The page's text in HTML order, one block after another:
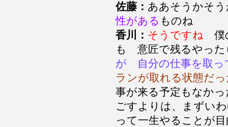
佐藤： ああそうかそ
性がある ものね
香川： そうですね 僕
も 意匠で残るやっ
が 自分の仕事を取っ
ランが取れる状態だ
事が来る予定もなか
ごすよりは、まずい
って一生やることが